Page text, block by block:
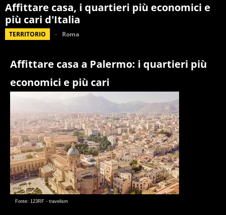
Affittare casa, i quartieri più economici e
più cari d'Italia
TERRITORIO Roma
Affittare casa a Palermo: i quartieri più
economici e più cari
Fonte: 123RF - travelism